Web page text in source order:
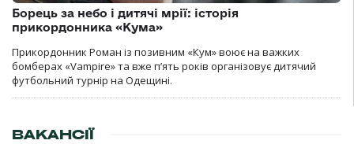
Борець за небо і дитячі мрії: історія
прикордонника «Кума»
Прикордонник Роман із позивним «Кум» воює на важких
бомберах «Vampire» та вже п’ять років організовує дитячий
футбольний турнір на Одещині.
ВАКАНСІЇ